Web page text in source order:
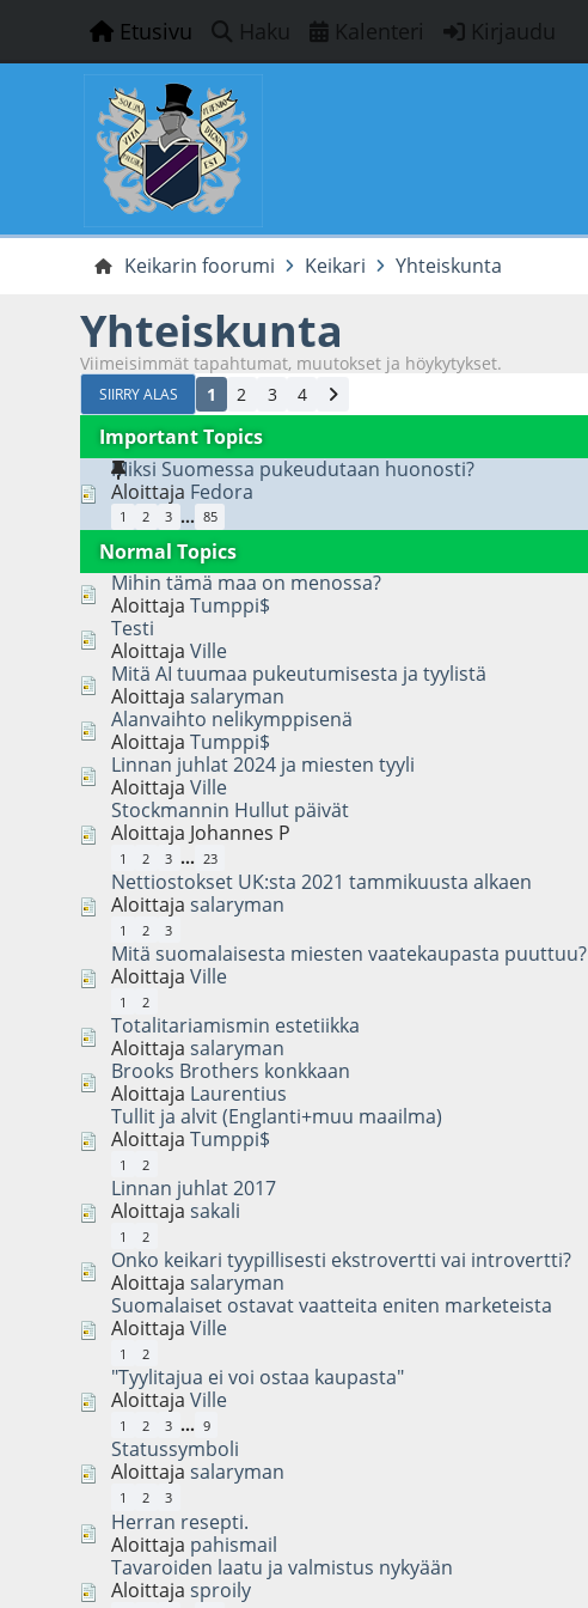
Etusivu Haku Kalenteri Kirjaudu
Keikarin foorumi Keikari Yhteiskunta
Yhteiskunta
Viimeisimmät tapahtumat, muutokset ja höykytykset.
SIIRRY ALAS 1 2 3 4
Important Topics
Miksi Suomessa pukeudutaan huonosti?
Aloittaja Fedora
1 2 3 ... 85
Normal Topics
Mihin tämä maa on menossa?
AloittajaTumppi$
Testi
AloittajaVille
Mitä AI tuumaa pukeutumisesta ja tyylistä
Aloittajasalaryman
Alanvaihto nelikymppisenä
AloittajaTumppi$
Linnan juhlat 2024 ja miesten tyyli
AloittajaVille
Stockmannin Hullut päivät
Aloittaja Johannes P
1 2 3 ... 23
Nettiostokset UK:sta 2021 tammikuusta alkaen
Aloittajasalaryman
1 2 3
Mitä suomalaisesta miesten vaatekaupasta puuttuu?
AloittajaVille
1 2
Totalitariamismin estetiikka
Aloittajasalaryman
Brooks Brothers konkkaan
Aloittaja Laurentius
Tullit ja alvit (Englanti+muu maailma)
AloittajaTumppi$
1 2
Linnan juhlat 2017
Aloittajasakali
1 2
Onko keikari tyypillisesti ekstrovertti vai introvertti?
Aloittajasalaryman
Suomalaiset ostavat vaatteita eniten marketeista
AloittajaVille
1 2
"Tyylitajua ei voi ostaa kaupasta"
AloittajaVille
1 2 3 ... 9
Statussymboli
Aloittajasalaryman
1 2 3
Herran resepti.
Aloittaja pahismail
Tavaroiden laatu ja valmistus nykyään
Aloittajasproily